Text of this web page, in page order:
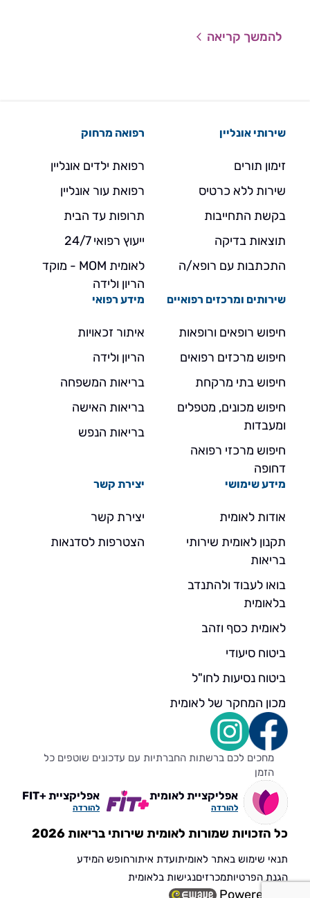
להמשך קריאה
שירותי אונליין
זימון תורים
שירות ללא כרטיס
בקשת התחייבות
תוצאות בדיקה
התכתבות עם רופא/ה
רפואה מרחוק
רפואת ילדים אונליין
רפואת עור אונליין
תרופות עד הבית
ייעוץ רפואי 24/7
לאומית MOM - מוקד
הריון ולידה
שירותים ומרכזים רפואיים
חיפוש רופאים ורופאות
חיפוש מרכזים רפואים
חיפוש בתי מרקחת
חיפוש מכונים, מטפלים
ומעבדות
חיפוש מרכזי רפואה
דחופה
מידע רפואי
איתור זכאויות
הריון ולידה
בריאות המשפחה
בריאות האישה
בריאות הנפש
מידע שימושי
אודות לאומית
תקנון לאומית שירותי
בריאות
בואו לעבוד ולהתנדב
בלאומית
לאומית כסף וזהב
ביטוח סיעודי
ביטוח נסיעות לחו"ל
מכון המחקר של לאומית
יצירת קשר
יצירת קשר
הצטרפות לסדנאות
מחכים לכם ברשתות החברתיות עם עדכונים שוטפים כל
הזמן
אפליקציית לאומית
להורדה
אפליקציית +FIT
להורדה
כל הזכויות שמורות לאומית שירותי בריאות 2026
תנאי שימוש באתר לאומיתועדת איתורחופש המידע
הגנת הפרטיותמכרזיםנגישות בלאומית
Powered by